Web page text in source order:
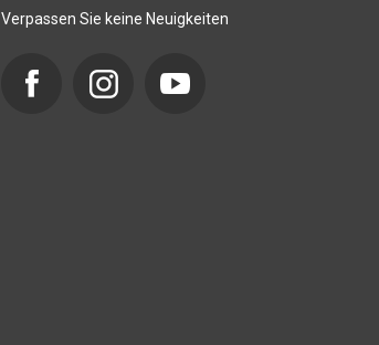
Verpassen Sie keine Neuigkeiten